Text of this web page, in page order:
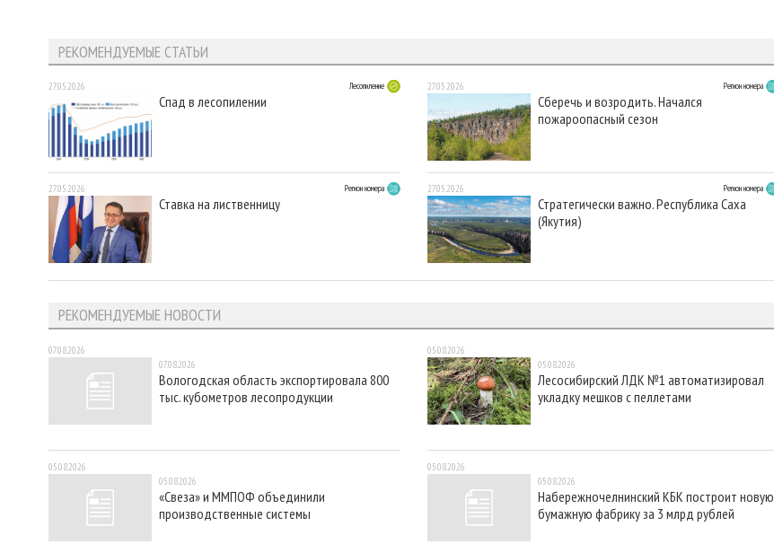
РЕКОМЕНДУЕМЫЕ СТАТЬИ
27.05.2026 Лесопиление
Спад в лесопилении
27.05.2026 Регион номера
Ставка на лиственницу
27.05.2026 Регион номера
Сберечь и возродить. Начался
пожароопасный сезон
27.05.2026 Регион номера
Стратегически важно. Республика Саха
(Якутия)
РЕКОМЕНДУЕМЫЕ НОВОСТИ
07.08.2026
07.08.2026
Вологодская область экспортировала 800
тыс. кубометров лесопродукции
05.08.2026
05.08.2026
«Свеза» и ММПОФ объединили
производственные системы
05.08.2026
05.08.2026
Лесосибирский ЛДК №1 автоматизировал
укладку мешков с пеллетами
05.08.2026
05.08.2026
Набережночелнинский КБК построит новую
бумажную фабрику за 3 млрд рублей